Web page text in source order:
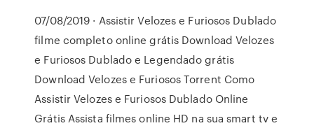
07/08/2019 · Assistir Velozes e Furiosos Dublado
filme completo online grátis Download Velozes
e Furiosos Dublado e Legendado grátis
Download Velozes e Furiosos Torrent Como
Assistir Velozes e Furiosos Dublado Online
Grátis Assista filmes online HD na sua smart tv e